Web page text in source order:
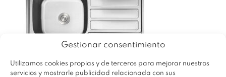
Gestionar consentimiento
Utilizamos cookies propias y de terceros para mejorar nuestros
servicios y mostrarle publicidad relacionada con sus